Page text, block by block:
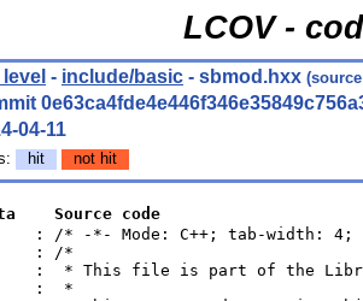
LCOV -
- include/basic - sbmod.hxx
04-11
hit not hit
Source code
: /* -*- Mode: C++; tab-width: